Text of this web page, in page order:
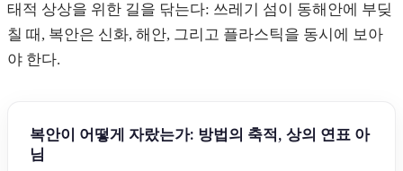
태적 상상을 위한 길을 닦는다: 쓰레기 섬이 동해안에 부딪
칠 때, 복안은 신화, 해안, 그리고 플라스틱을 동시에 보아
야 한다.
복안이 어떻게 자랐는가: 방법의 축적, 상의 연표 아
님